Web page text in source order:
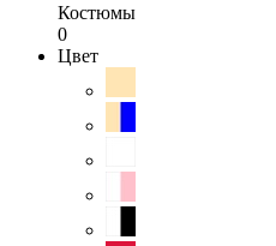
Костюмы
0
Цвет